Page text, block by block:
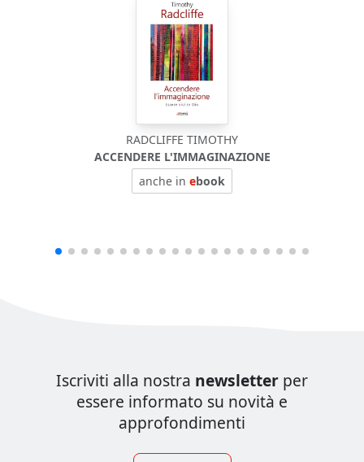
RADCLIFFE TIMOTHY
ACCENDERE L'IMMAGINAZIONE
anche in ebook
Iscriviti alla nostra newsletter per
essere informato su novità e
approfondimenti